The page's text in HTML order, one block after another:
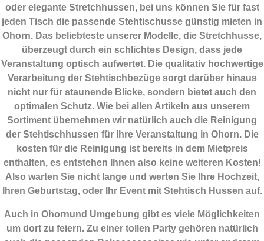
oder elegante Stretchhussen, bei uns können Sie für fast
jeden Tisch die passende Stehtischusse günstig mieten in
Ohorn. Das beliebteste unserer Modelle, die Stretchhusse,
überzeugt durch ein schlichtes Design, dass jede
Veranstaltung optisch aufwertet. Die qualitativ hochwertige
Verarbeitung der Stehtischbezüge sorgt darüber hinaus
nicht nur für staunende Blicke, sondern bietet auch den
optimalen Schutz. Wie bei allen Artikeln aus unserem
Sortiment übernehmen wir natürlich auch die Reinigung
der Stehtischhussen für Ihre Veranstaltung in Ohorn. Die
kosten für die Reinigung ist bereits in dem Mietpreis
enthalten, es entstehen Ihnen also keine weiteren Kosten!
Also warten Sie nicht lange und werten Sie Ihre Hochzeit,
Ihren Geburtstag, oder Ihr Event mit Stehtisch Hussen auf.
Auch in Ohornund Umgebung gibt es viele Möglichkeiten
um dort zu feiern. Zu einer tollen Party gehören natürlich